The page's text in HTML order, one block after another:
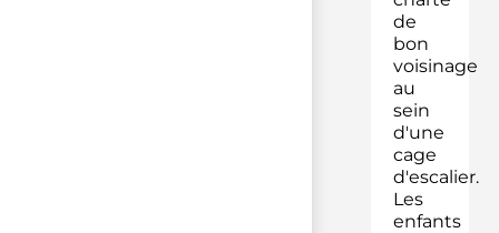
de
bon
voisinage
au
sein
d'une
cage
d'escalier.
Les
enfants